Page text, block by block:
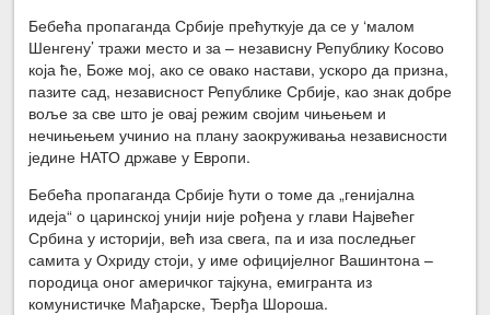
Бебећа пропаганда Србије прећуткује да се у ‘малом
Шенгену’ тражи место и за – независну Републику Косово
која ће, Боже мој, ако се овако настави, ускоро да призна,
пазите сад, независност Републике Србије, као знак добре
воље за све што је овај режим својим чињењем и
нечињењем учинио на плану заокруживања независности
једине НАТО државе у Европи.
Бебећа пропаганда Србије ћути о томе да „генијална
идеја“ о царинској унији није рођена у глави Највећег
Србина у историји, већ иза свега, па и иза последњег
самита у Охриду стоји, у име официјелног Вашинтона –
породица оног америчког тајкуна, емигранта из
комунистичке Мађарске, Ђерђа Шороша.